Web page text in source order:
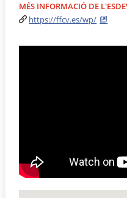
MÉS INFORMACIÓ DE
https://ffcv.es/wp/